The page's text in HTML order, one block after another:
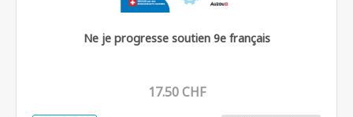
Ne je progresse soutien 9e français
17.50 CHF